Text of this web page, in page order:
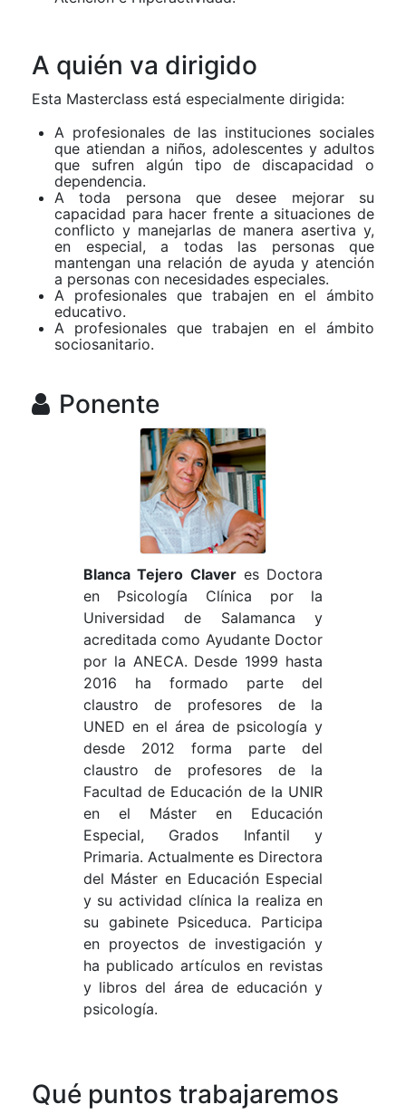
A quién va dirigido
Esta Masterclass está especialmente dirigida:
A profesionales de las instituciones sociales
que atiendan a niños, adolescentes y adultos
que sufren algún tipo de discapacidad o
dependencia.
A toda persona que desee mejorar su
capacidad para hacer frente a situaciones de
conflicto y manejarlas de manera asertiva y,
en especial, a todas las personas que
mantengan una relación de ayuda y atención
a personas con necesidades especiales.
A profesionales que trabajen en el ámbito
educativo.
A profesionales que trabajen en el ámbito
sociosanitario.
Ponente
Blanca Tejero Claveres Doctora
en Psicología Clínica por la
Universidad de Salamanca y
acreditada como Ayudante Doctor
por la ANECA. Desde 1999 hasta
2016 ha formado parte del
claustro de profesores de la
UNED en el área de psicología y
desde 2012 forma parte del
claustro de profesores de la
Facultad de Educación de la UNIR
en el Máster en Educación
Especial, Grados Infantil y
Primaria. Actualmente es Directora
del Máster en Educación Especial
y su actividad clínica la realiza en
su gabinete Psiceduca. Participa
en proyectos de investigación y
ha publicado artículos en revistas
y libros del área de educación y
psicología.
Qué puntos trabajaremos